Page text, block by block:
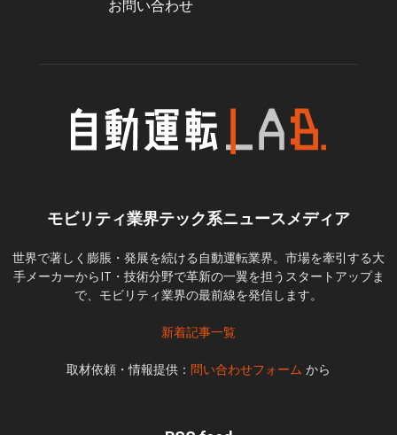
お問い合わせ
モビリティ業界テック系ニュースメディア
世界で著しく膨脹・発展を続ける自動運転業界。市場を牽引する大
手メーカーからIT・技術分野で革新の一翼を担うスタートアップま
で、モビリティ業界の最前線を発信します。
新着記事一覧
取材依頼・情報提供： 問い合わせフォーム から